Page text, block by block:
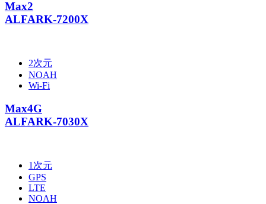
Max2
ALFARK-7200X
2次元
NOAH
Wi-Fi
Max4G
ALFARK-7030X
1次元
GPS
LTE
NOAH